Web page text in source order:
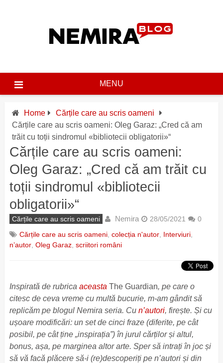
MENU
Home
Cărțile care au scris oameni
Cărțile care au scris oameni: Oleg Garaz: „Cred că am
trăit cu toții sindromul «bibliotecii obligatorii»“
Cărțile care au scris oameni:
Oleg Garaz: „Cred că am trăit cu
toții sindromul «bibliotecii
obligatorii»“
Cărțile care au scris oameni Nemira 28/05/2021
0
Cărțile care au scris oameni, colecția n'autor, Interviuri,
n’autor, Oleg Garaz, scriitori români
Inspirată de rubrica aceasta The Guardian, pe care o
citesc de ceva vreme cu multă bucurie, m-am gândit să
replicăm pe blogul Nemira seria. Cu n’autori, firește. Și cu
ușoare modificări: un set de cinci fraze (diferite, pe cât
posibil, pe cât ține „inspirația”) în jurul cărților și altul,
bonus, așa, pe marginea altor arte. Sper să intrați în joc și
să vă facă plăcere să-i (re)descoperiți pe n’autori și din